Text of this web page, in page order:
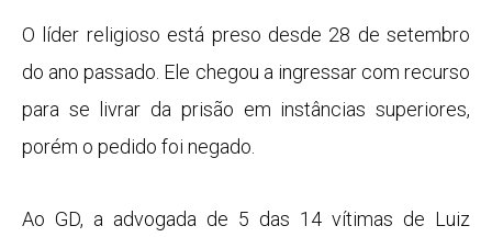
O líder religioso está preso desde 28 de setembro
do ano passado. Ele chegou a ingressar com recurso
para se livrar da prisão em instâncias superiores,
porém o pedido foi negado.
Ao GD, a advogada de 5 das 14 vítimas de Luiz